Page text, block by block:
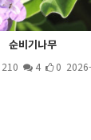
순비기나무
210 4 0